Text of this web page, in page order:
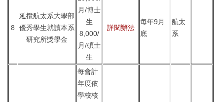
8
延攬航太系大學部
優秀學生就讀本系
研究所獎學金
月/博士
生
8,000/
月/碩士
生
詳閱辦法
每年9月
底
航太
系
每會計
年度依
學校核